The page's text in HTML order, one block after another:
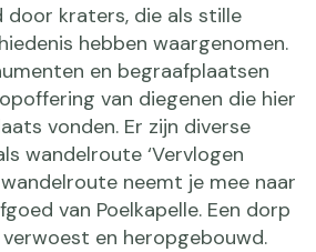
kraters, die als stille
hebben waargenomen.
en begraafplaatsen
van diegenen die hier
vonden. Er zijn diverse
wandelroute ‘Vervlogen
wandelroute neemt je mee naar
van Poelkapelle. Een dorp
en heropgebouwd.